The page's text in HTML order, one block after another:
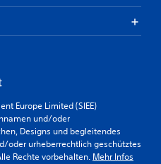
Europe Limited (SIEE)
und/oder
Designs und begleitendes
oder urheberrechtlich geschütztes
Rechte vorbehalten. Mehr Infos